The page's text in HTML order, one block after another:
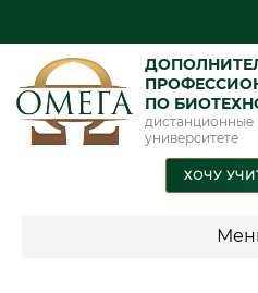
ПО
дистанционные
университете
ХОЧУ